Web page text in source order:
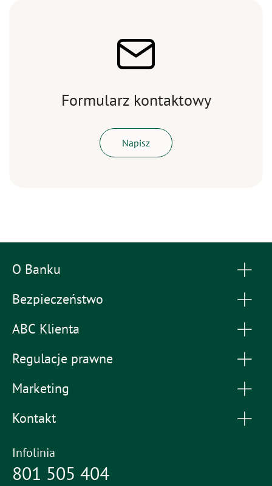
Formularz kontaktowy
Napisz
O Banku
Bezpieczeństwo
ABC Klienta
Regulacje prawne
Marketing
Kontakt
Infolinia
801 505 404